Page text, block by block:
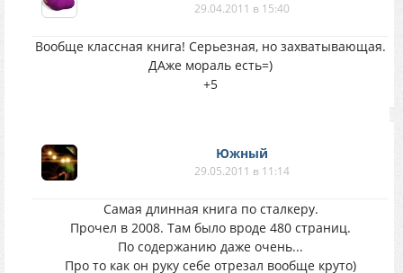
29.04.2011 в 15:40
Вообще классная книга! Серьезная, но захватывающая.
ДАже мораль есть=)
+5
Южный
29.05.2011 в 11:14
Самая длинная книга по сталкеру.
Прочел в 2008. Там было вроде 480 страниц.
По содержанию даже очень...
Про то как он руку себе отрезал вообще круто)